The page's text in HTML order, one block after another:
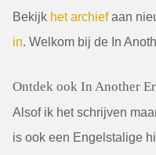
Bekijk het archiefaan
in. Welkom bij de In
Ontdek ook In Another
Alsof ik het schrijven
is ook een Engelstalige